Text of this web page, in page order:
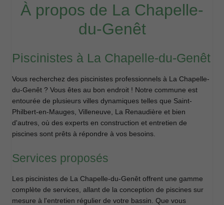
À propos de La Chapelle-
du-Genêt
Piscinistes à La Chapelle-du-Genêt
Vous recherchez des piscinistes professionnels à La Chapelle-
du-Genêt ? Vous êtes au bon endroit ! Notre commune est
entourée de plusieurs villes dynamiques telles que Saint-
Philbert-en-Mauges, Villeneuve, La Renaudière et bien
d'autres, où des experts en construction et entretien de
piscines sont prêts à répondre à vos besoins.
Services proposés
Les piscinistes de La Chapelle-du-Genêt offrent une gamme
complète de services, allant de la conception de piscines sur
mesure à l'entretien régulier de votre bassin. Que vous